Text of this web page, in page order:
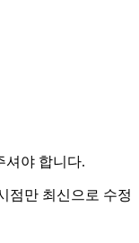
셔야 합니다.
점만 최신으로 수정